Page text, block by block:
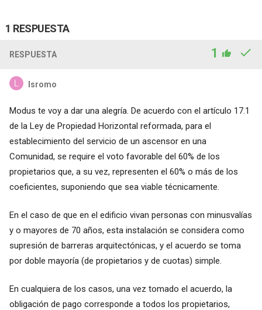
1 RESPUESTA
RESPUESTA 1
lsromo
Modus te voy a dar una alegría. De acuerdo con el artículo 17.1
de la Ley de Propiedad Horizontal reformada, para el
establecimiento del servicio de un ascensor en una
Comunidad, se require el voto favorable del 60% de los
propietarios que, a su vez, representen el 60% o más de los
coeficientes, suponiendo que sea viable técnicamente.
En el caso de que en el edificio vivan personas con minusvalías
y o mayores de 70 años, esta instalación se considera como
supresión de barreras arquitectónicas, y el acuerdo se toma
por doble mayoría (de propietarios y de cuotas) simple.
En cualquiera de los casos, una vez tomado el acuerdo, la
obligación de pago corresponde a todos los propietarios,